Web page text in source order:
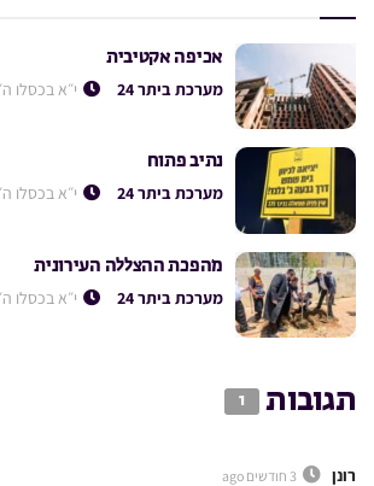
אכיפה אקטיבית
מערכת ביתר 24 י״א בכסלו
נתיב פתוח
מערכת ביתר 24 י״א בכסלו
מהפכת ההצללה העירונית
מערכת ביתר 24 י״א בכסלו
תגובות 1
רונן 3 חודשים ago